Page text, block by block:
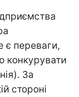
є переваги,
конкурувати
За
стороні